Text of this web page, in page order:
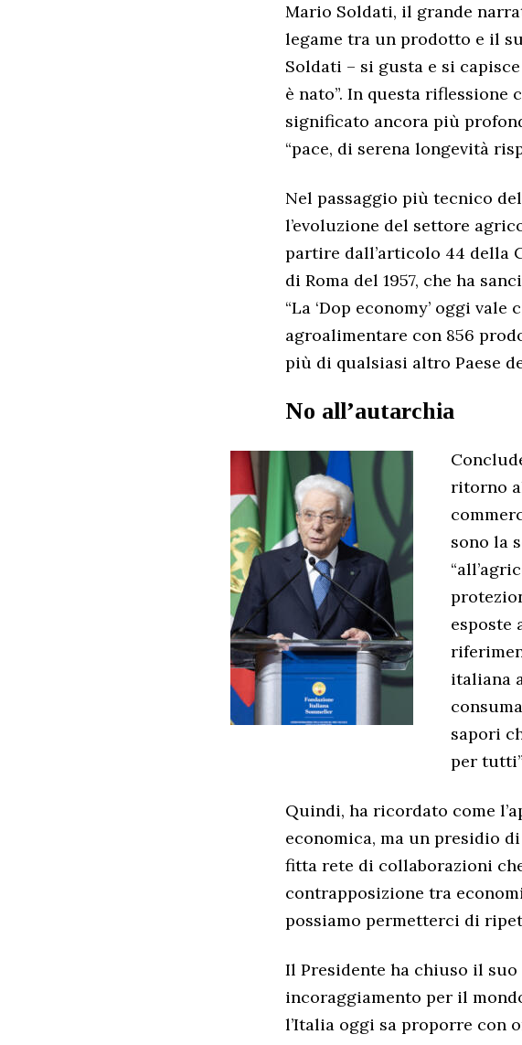
Mario Soldati, il grande
legame tra un prodotto e il
Soldati – si gusta e si
è nato”. In questa
significato ancora più
“pace, di serena longevità
Nel passaggio più tecnico
l’evoluzione del settore
partire dall’articolo 44 della
di Roma del 1957, che ha
“La ‘Dop economy’ oggi
agroalimentare con 856
più di qualsiasi altro Paese
No all’autarchia
ritorno
sono la
esposte
italiana
sapori
per
Quindi, ha ricordato come
economica, ma un presidio
fitta rete di collaborazioni
contrapposizione tra
possiamo permetterci di
Il Presidente ha chiuso il
incoraggiamento per il
l’Italia oggi sa proporre con